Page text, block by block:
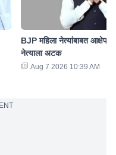
BJP महिला नेत्यांबाबत
नेत्याला अटक
Aug 7 2026 10:39 AM